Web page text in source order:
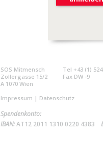
SOS Mitmensch
Zollergasse 15/2
A 1070 Wien
Tel +43 (1)
Fax DW -9
Impressum | Datenschutz
Spendenkonto:
IBAN:AT12 2011 1310 0220 4383